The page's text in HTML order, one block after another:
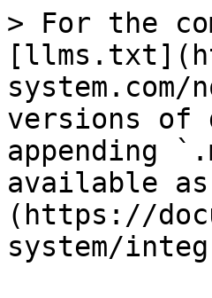
> For the
versions of
appending
available as
(https://
system/